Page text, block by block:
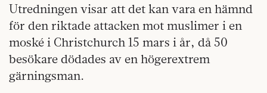
Utredningen visar att det kan vara en hämnd
för den riktade attacken mot muslimer i en
moské i Christchurch 15 mars i år, då 50
besökare dödades av en högerextrem
gärningsman.